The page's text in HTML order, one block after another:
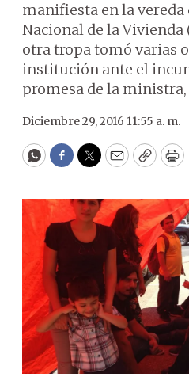
manifiesta en la vereda
Nacional de la
otra tropa tomó varias
institución ante el
promesa de la ministra,
Diciembre 29, 2016 11:55 a. m.
WhatsApp
Facebook
Twitter
EmailCopy